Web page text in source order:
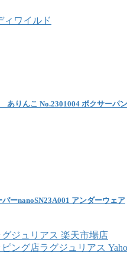
ィワイルド
りんこ No.2301004 ボクサーパ
ーnanoSN23A001 アンダーウェア
グジュリアス 楽天市場店
ラグジュリアス